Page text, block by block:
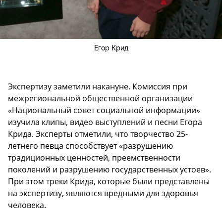
Егор Крид
Экспертизу заметили накануне. Комиссия при
межрегиональной общественной организации
«Национальный совет социальной информации»
изучила клипы, видео выступлений и песни Егора
Крида. Эксперты отметили, что творчество 25-
летнего певца способствует «разрушению
традиционных ценностей, преемственности
поколений и разрушению государственных устоев».
При этом треки Крида, которые были представлены
на экспертизу, являются вредными для здоровья
человека.